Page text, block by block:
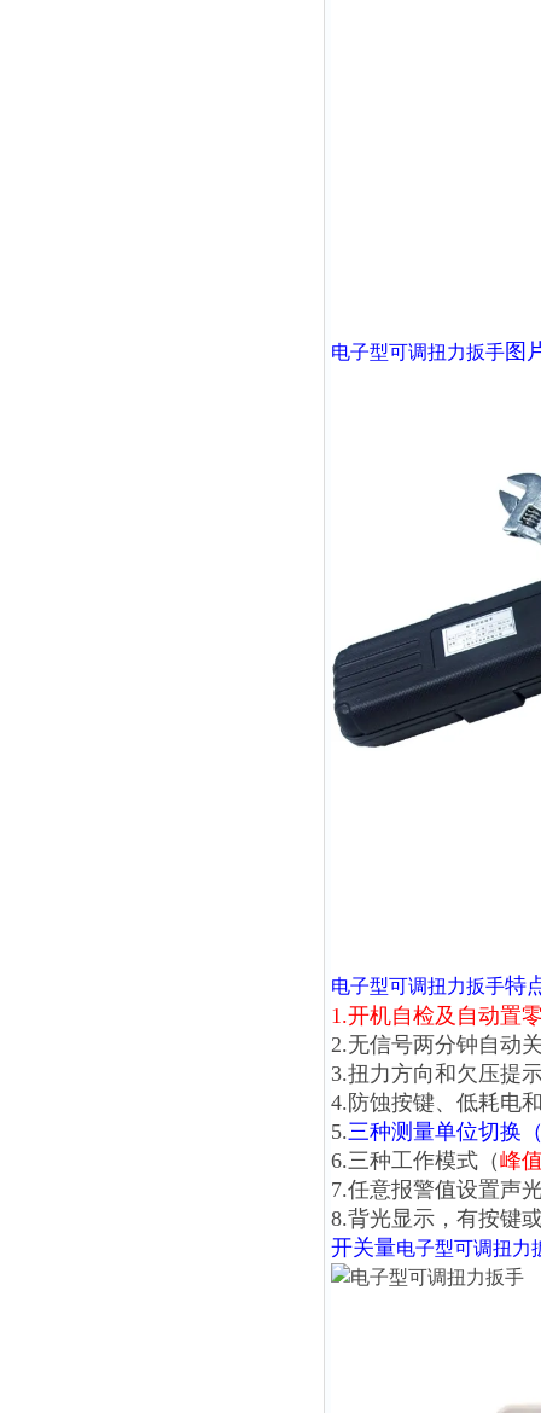
电子型可调扭力扳手
电子型可调扭力扳手特
1.开机自检及自动置
2.无信号两分钟自动
3.扭力方向和欠压提
4.防蚀按键、低耗电
5.三种测量单位切换
6.三种工作模式（峰
7.任意报警值设置声
8.背光显示，有按键
开关量电子型可调扭力